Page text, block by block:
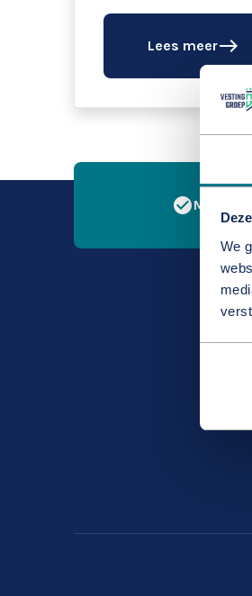
We
Lees meereast
check_circleMenselijk